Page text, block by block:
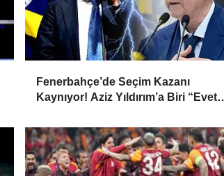
Fenerbahçe’de Seçim Kazanı
Kaynıyor! Aziz Yıldırım’a Biri “Evet”